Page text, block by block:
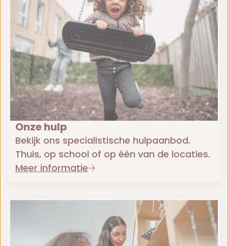
Onze hulp
Bekijk ons specialistische hulpaanbod.
Thuis, op school of op één van de locaties.
Meer informatie